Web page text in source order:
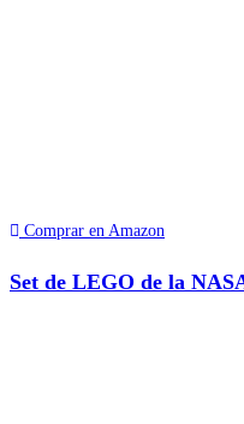
Comprar en Amazon
Set de LEGO de la